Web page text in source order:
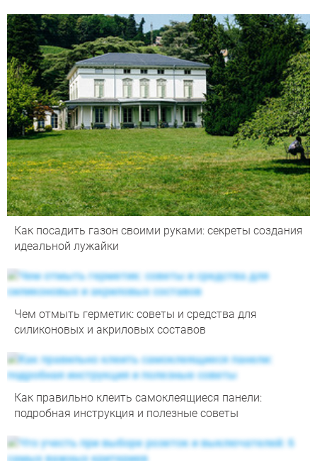
Как посадить газон своими руками: секреты создания
идеальной лужайки
Чем отмыть герметик: советы и средства для
силиконовых и акриловых составов
Как правильно клеить самоклеящиеся панели:
подробная инструкция и полезные советы